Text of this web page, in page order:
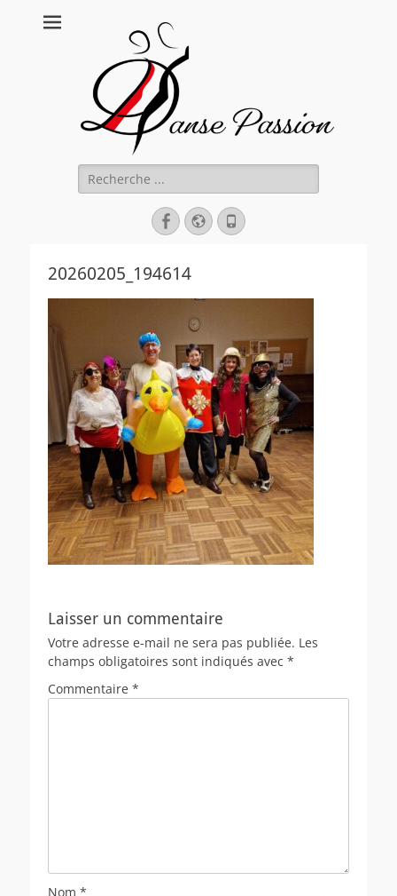
Rechercher :
Facebook
Site
web
Tél
20260205_194614
Laisser un commentaire
Votre adresse e-mail ne sera pas publiée. Les
champs obligatoires sont indiqués avec *
Commentaire *
Nom *